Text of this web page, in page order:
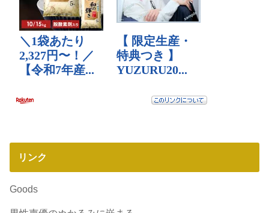
リンク
Goods